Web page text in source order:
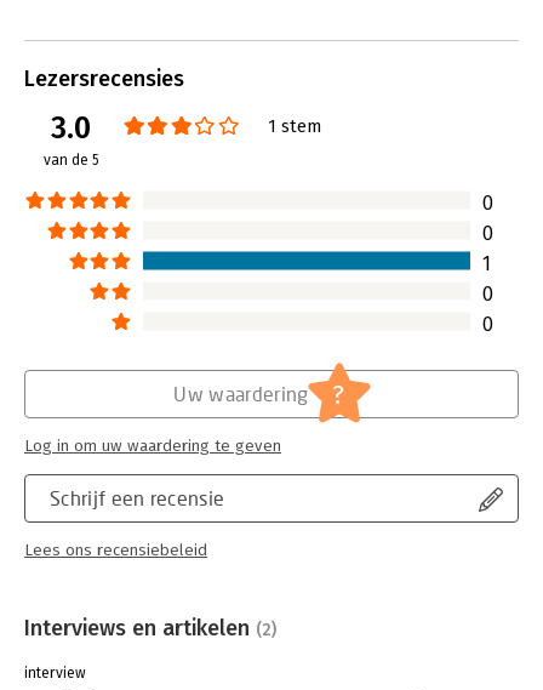
Lezersrecensies
3.0
van de 5
1 stem
0
0
1
0
0
Schrijf een recensie
Lees ons recensiebeleid
Uw waardering ?
Log in om uw waardering te geven
Interviews en artikelen (2)
interview